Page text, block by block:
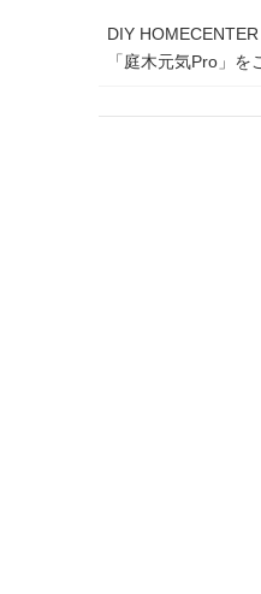
DIY
「庭木元気Pro」を